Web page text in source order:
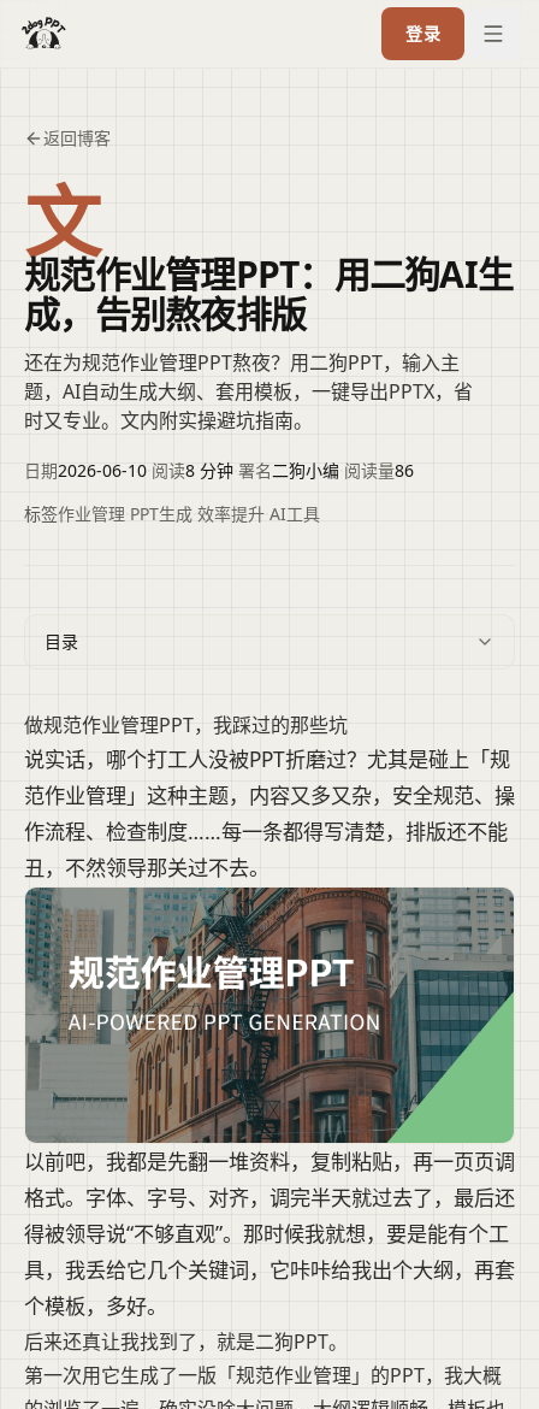
登录
返回博客
文
规范作业管理PPT：用二狗AI生
成，告别熬夜排版
还在为规范作业管理PPT熬夜？用二狗PPT，输入主
题，AI自动生成大纲、套用模板，一键导出PPTX，省
时又专业。文内附实操避坑指南。
日期2026-06-10 阅读8 分钟 署名二狗小编 阅读量86
标签作业管理 PPT生成 效率提升 AI工具
目录
做规范作业管理PPT，我踩过的那些坑
说实话，哪个打工人没被PPT折磨过？尤其是碰上「规
范作业管理」这种主题，内容又多又杂，安全规范、操
作流程、检查制度……每一条都得写清楚，排版还不能
丑，不然领导那关过不去。
以前吧，我都是先翻一堆资料，复制粘贴，再一页页调
格式。字体、字号、对齐，调完半天就过去了，最后还
得被领导说“不够直观”。那时候我就想，要是能有个工
具，我丢给它几个关键词，它咔咔给我出个大纲，再套
个模板，多好。
后来还真让我找到了，就是二狗PPT。
第一次用它生成了一版「规范作业管理」的PPT，我大概